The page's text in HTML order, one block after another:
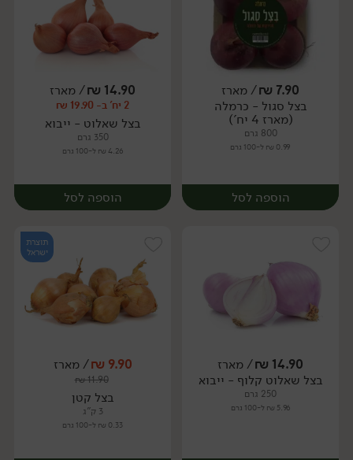
מארז יח׳ ק״ג
7.90
₪/ מארז
בצל סגול - כרמלה
(מארז 4 יח')
800 גרם
0.99 ₪ ל-100 גרם
הוספה לסל
מארז
14.90
₪/ מארז
2 יח' ב- 19.90 ₪
בצל שאלוט - ייבוא
350 גרם
4.26 ₪ ל-100 גרם
הוספה לסל
מארז
14.90
₪/ מארז
בצל שאלוט קלוף - ייבוא
250 גרם
5.96 ₪ ל-100 גרם
תוצרת
ישראל
9.90
₪/ מארז
11.90
₪
בצל קטן
3 ק"ג
0.33 ₪ ל-100 גרם